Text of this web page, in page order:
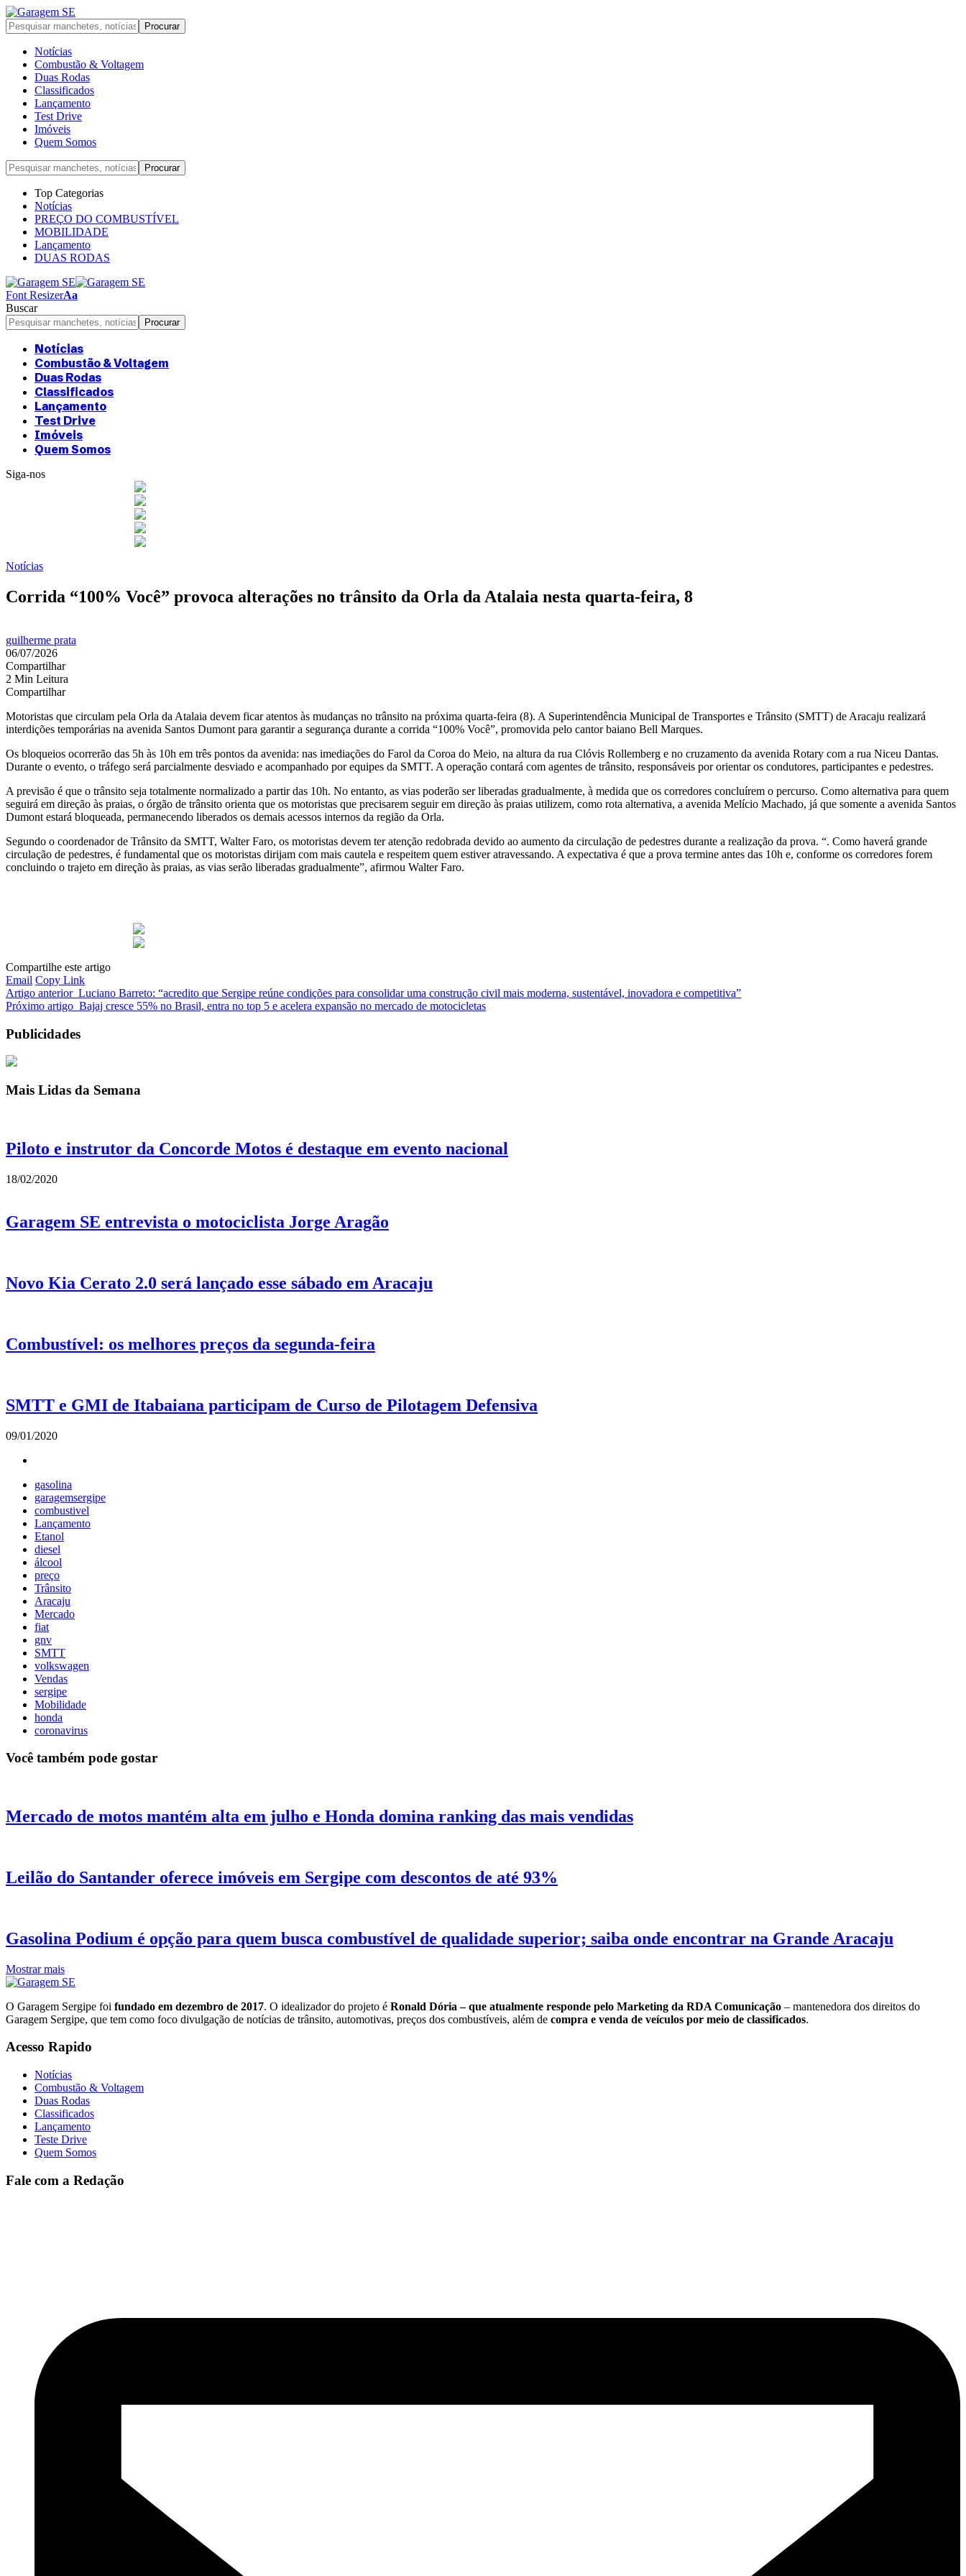
Notícias
Combustão & Voltagem
Duas Rodas
Classificados
Lançamento
Test Drive
Imóveis
Quem Somos
Top Categorias
Notícias
PREÇO DO COMBUSTÍVEL
MOBILIDADE
Lançamento
DUAS RODAS
Font ResizerAa
Buscar
Notícias
Combustão & Voltagem
Duas Rodas
Classificados
Lançamento
Test Drive
Imóveis
Quem Somos
Siga-nos
Notícias
Corrida “100% Você” provoca alterações no trânsito da Orla da Atalaia nesta quarta-feira, 8
guilherme prata
06/07/2026
Compartilhar
2 Min Leitura
Compartilhar
Motoristas que circulam pela Orla da Atalaia devem ficar atentos às mudanças no trânsito na próxima quarta-feira (8). A Superintendência Municipal de Transportes e Trânsito (SMTT) de Aracaju realizará
interdições temporárias na avenida Santos Dumont para garantir a segurança durante a corrida “100% Você”, promovida pelo cantor baiano Bell Marques.
Os bloqueios ocorrerão das 5h às 10h em três pontos da avenida: nas imediações do Farol da Coroa do Meio, na altura da rua Clóvis Rollemberg e no cruzamento da avenida Rotary com a rua Niceu Dantas.
Durante o evento, o tráfego será parcialmente desviado e acompanhado por equipes da SMTT. A operação contará com agentes de trânsito, responsáveis por orientar os condutores, participantes e pedestres.
A previsão é que o trânsito seja totalmente normalizado a partir das 10h. No entanto, as vias poderão ser liberadas gradualmente, à medida que os corredores concluírem o percurso. Como alternativa para quem
seguirá em direção às praias, o órgão de trânsito orienta que os motoristas que precisarem seguir em direção às praias utilizem, como rota alternativa, a avenida Melício Machado, já que somente a avenida Santos
Dumont estará bloqueada, permanecendo liberados os demais acessos internos da região da Orla.
Segundo o coordenador de Trânsito da SMTT, Walter Faro, os motoristas devem ter atenção redobrada devido ao aumento da circulação de pedestres durante a realização da prova. “. Como haverá grande
circulação de pedestres, é fundamental que os motoristas dirijam com mais cautela e respeitem quem estiver atravessando. A expectativa é que a prova termine antes das 10h e, conforme os corredores forem
concluindo o trajeto em direção às praias, as vias serão liberadas gradualmente”, afirmou Walter Faro.
Compartilhe este artigo
Email Copy Link
Artigo anterior Luciano Barreto: “acredito que Sergipe reúne condições para consolidar uma construção civil mais moderna, sustentável, inovadora e competitiva”
Próximo artigo Bajaj cresce 55% no Brasil, entra no top 5 e acelera expansão no mercado de motocicletas
Publicidades
Mais Lidas da Semana
Piloto e instrutor da Concorde Motos é destaque em evento nacional
18/02/2020
Garagem SE entrevista o motociclista Jorge Aragão
Novo Kia Cerato 2.0 será lançado esse sábado em Aracaju
Combustível: os melhores preços da segunda-feira
SMTT e GMI de Itabaiana participam de Curso de Pilotagem Defensiva
09/01/2020
gasolina
garagemsergipe
combustivel
Lançamento
Etanol
diesel
álcool
preço
Trânsito
Aracaju
Mercado
fiat
gnv
SMTT
volkswagen
Vendas
sergipe
Mobilidade
honda
coronavirus
Você também pode gostar
Mercado de motos mantém alta em julho e Honda domina ranking das mais vendidas
Leilão do Santander oferece imóveis em Sergipe com descontos de até 93%
Gasolina Podium é opção para quem busca combustível de qualidade superior; saiba onde encontrar na Grande Aracaju
Mostrar mais
O Garagem Sergipe foi fundado em dezembro de 2017. O idealizador do projeto é Ronald Dória – que atualmente responde pelo Marketing da RDA Comunicação – mantenedora dos direitos do
Garagem Sergipe, que tem como foco divulgação de notícias de trânsito, automotivas, preços dos combustíveis, além de compra e venda de veículos por meio de classificados.
Acesso Rapido
Notícias
Combustão & Voltagem
Duas Rodas
Classificados
Lançamento
Teste Drive
Quem Somos
Fale com a Redação